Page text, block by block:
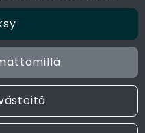
reserved. Site by